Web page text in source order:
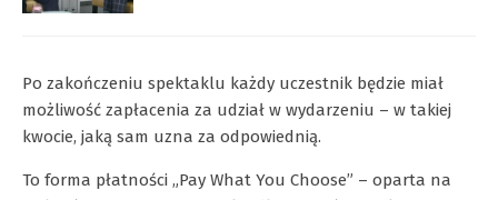
Po zakończeniu spektaklu każdy uczestnik będzie miał
możliwość zapłacenia za udział w wydarzeniu – w takiej
kwocie, jaką sam uzna za odpowiednią.
To forma płatności „Pay What You Choose” – oparta na